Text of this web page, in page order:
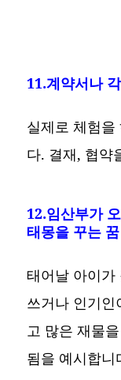
11.계약서나
실제로 체험을
다. 결재, 협약
12.임산부가
태몽을 꾸는 꿈
태어날 아이가
쓰거나 인기인
고 많은 재물
됨을 예시합니